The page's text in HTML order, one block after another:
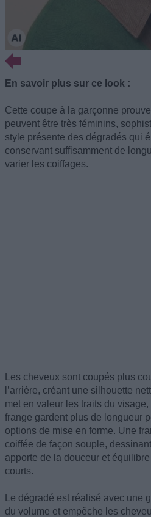
En savoir plus sur ce look :
Cette coupe à la garçonne
peuvent être très féminins,
style présente des dégradés qui
conservant suffisamment de
varier les coiffages.
Les cheveux sont coupés plus
l’arrière, créant une silhouette
met en valeur les traits du
frange gardent plus de longueur
options de mise en forme. Une
coiffée de façon souple,
apporte de la douceur et
courts.
Le dégradé est réalisé avec une
du volume et empêche les